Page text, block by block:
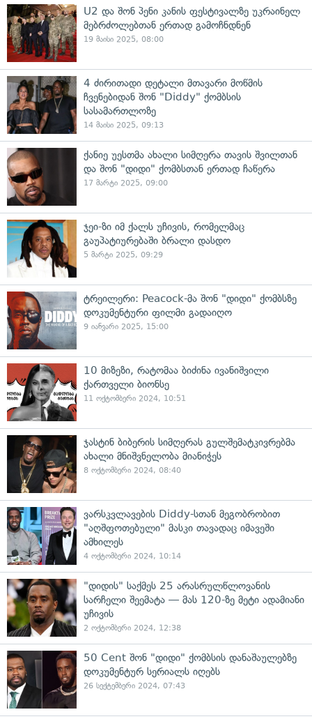
U2 და შონ პენი კანის ფესტივალზე უკრაინელ
მებრძოლებთან ერთად გამოჩნდნენ
19 მაისი 2025, 08:00
4 ძირითადი დეტალი მთავარი მოწმის
ჩვენებიდან შონ "Diddy" ქომბსის
სასამართლოზე
14 მაისი 2025, 09:13
ქანიე უესთმა ახალი სიმღერა თავის შვილთან
და შონ "დიდი" ქომბსთან ერთად ჩაწერა
17 მარტი 2025, 09:00
ჯეი-ზი იმ ქალს უჩივის, რომელმაც
გაუპატიურებაში ბრალი დასდო
5 მარტი 2025, 09:29
ტრეილერი: Peacock-მა შონ "დიდი" ქომბსზე
დოკუმენტური ფილმი გადაიღო
9 იანვარი 2025, 15:00
10 მიზეზი, რატომაა ბიძინა ივანიშვილი
ქართველი ბიონსე
11 ოქტომბერი 2024, 10:51
ჯასტინ ბიბერის სიმღერას გულშემატკივრებმა
ახალი მნიშვნელობა მიანიჭეს
8 ოქტომბერი 2024, 08:40
ვარსკვლავების Diddy-სთან მეგობრობით
"აღშფოთებული" მასკი თავადაც იმავეში
ამხილეს
4 ოქტომბერი 2024, 10:14
"დიდის" საქმეს 25 არასრულწლოვანის
სარჩელი შეემატა — მას 120-ზე მეტი ადამიანი
უჩივის
2 ოქტომბერი 2024, 12:38
50 Cent შონ "დიდი" ქომბსის დანაშაულებზე
დოკუმენტურ სერიალს იღებს
26 სექტემბერი 2024, 07:43